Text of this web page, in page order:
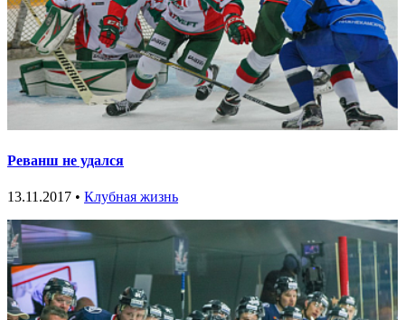
Реванш не удался
13.11.2017 • Клубная жизнь